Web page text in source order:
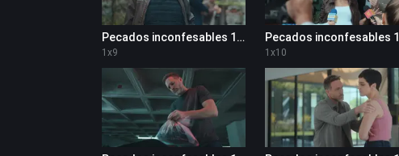
Pecados inconfesables 1x9
1 x9 1 x10